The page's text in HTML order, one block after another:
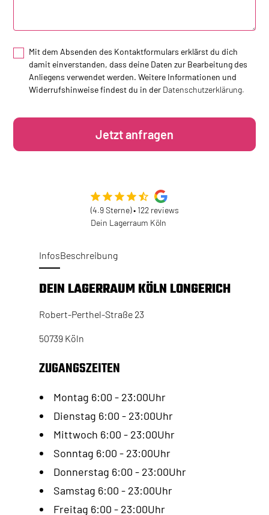
Mit dem Absenden des Kontaktformulars erklärst du dich
damit einverstanden, dass deine Daten zur Bearbeitung des
Anliegens verwendet werden. Weitere Informationen und
Widerrufshinweise findest du in der Datenschutzerklärung.
(4.9 Sterne) • 122 reviews
Dein Lagerraum Köln
InfosBeschreibung
DEIN LAGERRAUM KÖLN LONGERICH
Robert-Perthel-Straße 23
50739 Köln
ZUGANGSZEITEN
Montag 6:00 - 23:00Uhr
Dienstag 6:00 - 23:00Uhr
Mittwoch 6:00 - 23:00Uhr
Sonntag 6:00 - 23:00Uhr
Donnerstag 6:00 - 23:00Uhr
Samstag 6:00 - 23:00Uhr
Freitag 6:00 - 23:00Uhr